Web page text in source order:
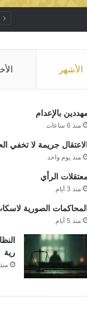
الأشهر
مهددين بالإعدام
منذ 6 ساعات
الاعتقال جريمة لا تخفي
منذ يوم واحد
معتقلات الرأي
منذ 3 أيام
المحاكمات الصورية
منذ 5 أيام
رية
منذ 6 أيام